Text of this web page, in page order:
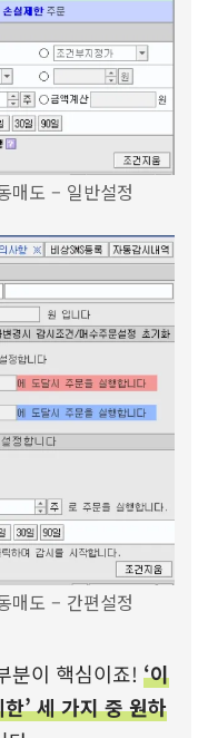
매도 – 일반설정
매도 – 간편설정
분이 핵심이죠! ‘이
한’ 세 가지 중 원하